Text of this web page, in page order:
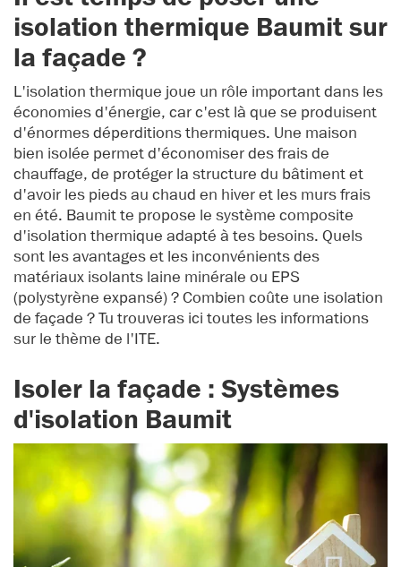
isolation thermique Baumit sur
la façade ?
L'isolation thermique joue un rôle important dans les
économies d'énergie, car c'est là que se produisent
d'énormes déperditions thermiques. Une maison
bien isolée permet d'économiser des frais de
chauffage, de protéger la structure du bâtiment et
d'avoir les pieds au chaud en hiver et les murs frais
en été. Baumit te propose le système composite
d'isolation thermique adapté à tes besoins. Quels
sont les avantages et les inconvénients des
matériaux isolants laine minérale ou EPS
(polystyrène expansé) ? Combien coûte une isolation
de façade ? Tu trouveras ici toutes les informations
sur le thème de l'ITE.
Isoler la façade : Systèmes
d'isolation Baumit